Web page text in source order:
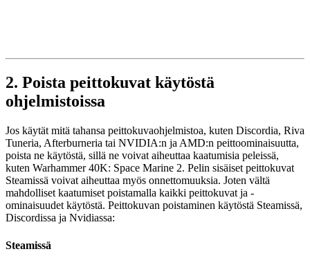
2. Poista peittokuvat käytöstä
ohjelmistoissa
Jos käytät mitä tahansa peittokuvaohjelmistoa, kuten Discordia, Riva
Tuneria, Afterburneria tai NVIDIA:n ja AMD:n peittoominaisuutta,
poista ne käytöstä, sillä ne voivat aiheuttaa kaatumisia peleissä,
kuten Warhammer 40K: Space Marine 2. Pelin sisäiset peittokuvat
Steamissä voivat aiheuttaa myös onnettomuuksia. Joten vältä
mahdolliset kaatumiset poistamalla kaikki peittokuvat ja -
ominaisuudet käytöstä. Peittokuvan poistaminen käytöstä Steamissä,
Discordissa ja Nvidiassa:
Steamissä